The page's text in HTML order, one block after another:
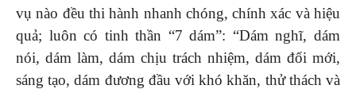
vụ nào đều thi hành nhanh chóng, chính xác và hiệu
quả; luôn có tinh thần “7 dám”: “Dám nghĩ, dám
nói, dám làm, dám chịu trách nhiệm, dám đổi mới,
sáng tạo, dám đương đầu với khó khăn, thử thách và